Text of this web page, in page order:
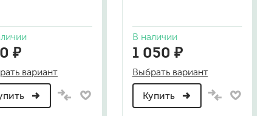
для металла (по ржавчине)
ПФ-115
₽
вариант
В наличии
1 050 ₽
Выбрать вариант
Купить